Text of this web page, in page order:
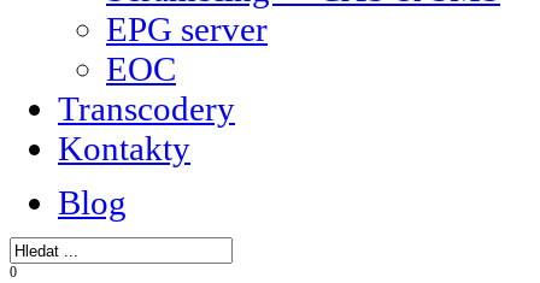
EPG server
EOC
Transcodery
Kontakty
Blog
0